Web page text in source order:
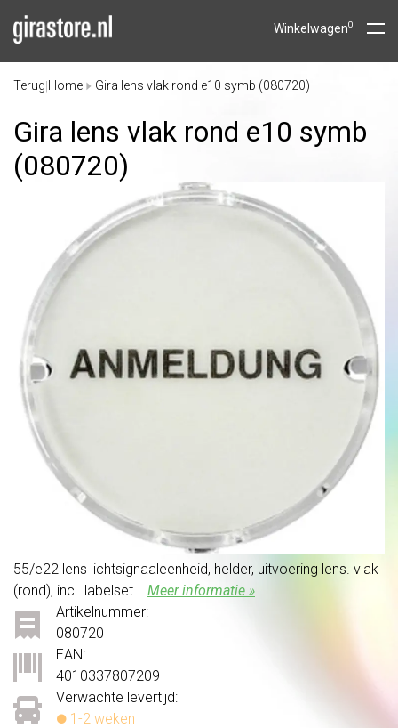
Winkelwagen0
Terug Home Gira lens vlak rond e10 symb (080720)
Gira lens vlak rond e10 symb
(080720)
55/e22 lens lichtsignaaleenheid, helder, uitvoering lens. vlak
(rond), incl. labelset... Meer informatie »
Verwachte levertijd:
1-2 weken
Artikelnummer:
080720
EAN:
4010337807209